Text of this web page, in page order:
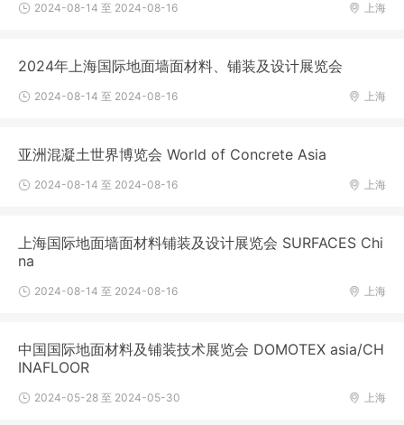
上海
2024-08-14 至 2024-08-16
2024年上海国际地面墙面材料、铺装及设计展览会
上海
2024-08-14 至 2024-08-16
亚洲混凝土世界博览会 World of Concrete Asia
上海
2024-08-14 至 2024-08-16
上海国际地面墙面材料铺装及设计展览会 SURFACES Chi
na
上海
2024-08-14 至 2024-08-16
中国国际地面材料及铺装技术展览会 DOMOTEX asia/CH
INAFLOOR
上海
2024-05-28 至 2024-05-30